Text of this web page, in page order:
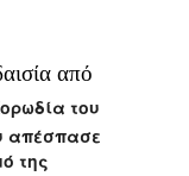
από
του
απέσπασε
της